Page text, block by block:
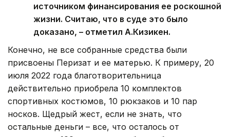
источником финансирования ее роскошной
жизни. Считаю, что в суде это было
доказано, – отметил А.Кизикен.
Конечно, не все собранные средства были
присвоены Перизат и ее матерью. К примеру, 20
июля 2022 года благотворительница
действительно приобрела 10 комплектов
спортивных костюмов, 10 рюкзаков и 10 пар
носков. Щедрый жест, если не знать, что
остальные деньги – все, что осталось от